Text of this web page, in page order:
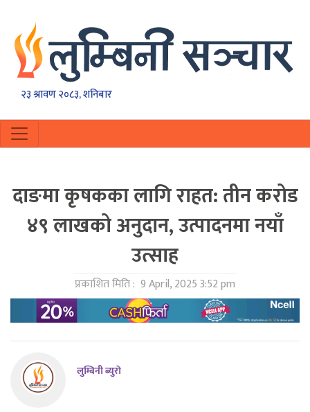
२३ श्रावण २०८३, शनिबार
दाङमा कृषकका लागि राहत: तीन करोड
४९ लाखको अनुदान, उत्पादनमा नयाँ
उत्साह
प्रकाशित मिति : 9 April, 2025 3:52 pm
लुम्बिनी ब्युराे